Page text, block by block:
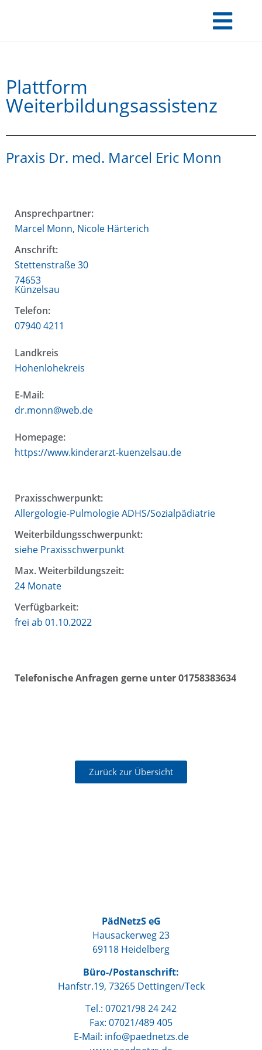
Plattform
Weiterbildungsassistenz
Praxis Dr. med. Marcel Eric Monn
Ansprechpartner:
Marcel Monn, Nicole Härterich
Anschrift:
Stettenstraße 30
74653
Künzelsau
Telefon:
07940 4211
Landkreis
Hohenlohekreis
E-Mail:
dr.monn@web.de
Homepage:
https://www.kinderarzt-kuenzelsau.de
Praxisschwerpunkt:
Allergologie-Pulmologie ADHS/Sozialpädiatrie
Weiterbildungsschwerpunkt:
siehe Praxisschwerpunkt
Max. Weiterbildungszeit:
24 Monate
Verfügbarkeit:
frei ab 01.10.2022
Telefonische Anfragen gerne unter 01758383634
Zurück zur Übersicht
PädNetzS eG
Hausackerweg 23
69118 Heidelberg
Büro-/Postanschrift:
Hanfstr.19, 73265 Dettingen/Teck
Tel.: 07021/98 24 242
Fax: 07021/489 405
E-Mail: info@paednetzs.de